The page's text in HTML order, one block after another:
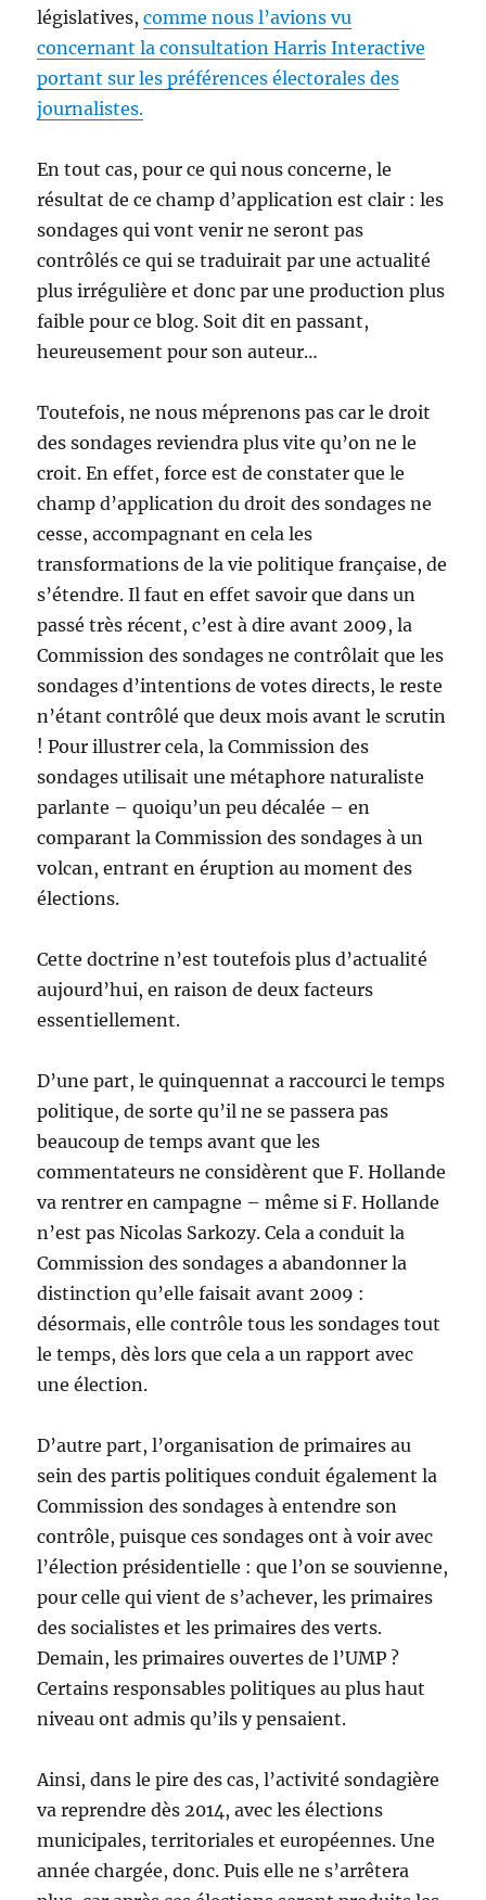
législatives,comme nous l’avions vu
concernant la consultation Harris Interactive
portant sur les préférences électorales des
journalistes.
En tout cas, pour ce qui nous concerne, le
résultat de ce champ d’application est clair : les
sondages qui vont venir ne seront pas
contrôlés ce qui se traduirait par une actualité
plus irrégulière et donc par une production plus
faible pour ce blog. Soit dit en passant,
heureusement pour son auteur…
Toutefois, ne nous méprenons pas car le droit
des sondages reviendra plus vite qu’on ne le
croit. En effet, force est de constater que le
champ d’application du droit des sondages ne
cesse, accompagnant en cela les
transformations de la vie politique française, de
s’étendre. Il faut en effet savoir que dans un
passé très récent, c’est à dire avant 2009, la
Commission des sondages ne contrôlait que les
sondages d’intentions de votes directs, le reste
n’étant contrôlé que deux mois avant le scrutin
! Pour illustrer cela, la Commission des
sondages utilisait une métaphore naturaliste
parlante – quoiqu’un peu décalée – en
comparant la Commission des sondages à un
volcan, entrant en éruption au moment des
élections.
Cette doctrine n’est toutefois plus d’actualité
aujourd’hui, en raison de deux facteurs
essentiellement.
D’une part, le quinquennat a raccourci le temps
politique, de sorte qu’il ne se passera pas
beaucoup de temps avant que les
commentateurs ne considèrent que F. Hollande
va rentrer en campagne – même si F. Hollande
n’est pas Nicolas Sarkozy. Cela a conduit la
Commission des sondages a abandonner la
distinction qu’elle faisait avant 2009 :
désormais, elle contrôle tous les sondages tout
le temps, dès lors que cela a un rapport avec
une élection.
D’autre part, l’organisation de primaires au
sein des partis politiques conduit également la
Commission des sondages à entendre son
contrôle, puisque ces sondages ont à voir avec
l’élection présidentielle : que l’on se souvienne,
pour celle qui vient de s’achever, les primaires
des socialistes et les primaires des verts.
Demain, les primaires ouvertes de l’UMP ?
Certains responsables politiques au plus haut
niveau ont admis qu’ils y pensaient.
Ainsi, dans le pire des cas, l’activité sondagière
va reprendre dès 2014, avec les élections
municipales, territoriales et européennes. Une
année chargée, donc. Puis elle ne s’arrêtera